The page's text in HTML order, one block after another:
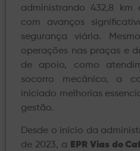
administrando 432,8
com avanços
segurança viária.
operações nas praças e
de apoio, como
socorro mecânico, a
iniciado melhorias
gestão.
Desde o início da
de 2023, a EPR Vias do